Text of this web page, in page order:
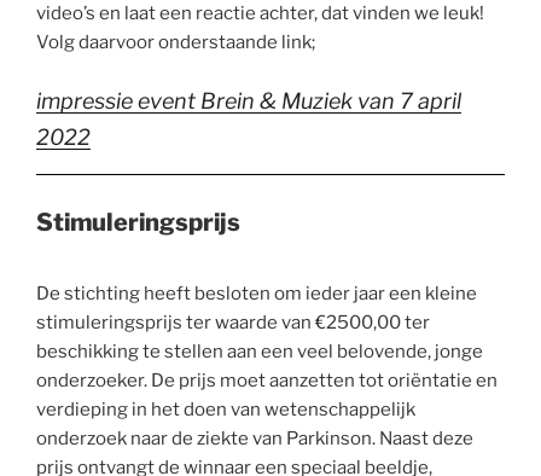
video’s en laat een reactie achter, dat vinden we leuk!
Volg daarvoor onderstaande link;
impressie event Brein & Muziek van 7 april
2022
Stimuleringsprijs
De stichting heeft besloten om ieder jaar een kleine
stimuleringsprijs ter waarde van €2500,00 ter
beschikking te stellen aan een veel belovende, jonge
onderzoeker. De prijs moet aanzetten tot oriëntatie en
verdieping in het doen van wetenschappelijk
onderzoek naar de ziekte van Parkinson. Naast deze
prijs ontvangt de winnaar een speciaal beeldje,